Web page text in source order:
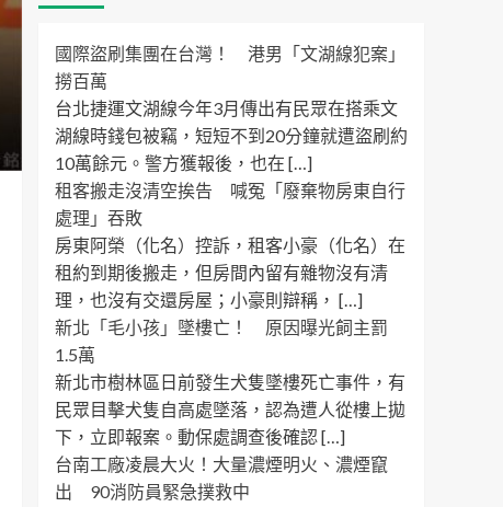
國際盜刷集團在台灣！ 港男「文湖線犯案」
撈百萬
台北捷運文湖線今年3月傳出有民眾在搭乘文
湖線時錢包被竊，短短不到20分鐘就遭盜刷約
10萬餘元。警方獲報後，也在 […]
租客搬走沒清空挨告 喊冤「廢棄物房東自行
處理」吞敗
房東阿榮（化名）控訴，租客小豪（化名）在
租約到期後搬走，但房間內留有雜物沒有清
理，也沒有交還房屋；小豪則辯稱， […]
新北「毛小孩」墜樓亡！ 原因曝光飼主罰
1.5萬
新北市樹林區日前發生犬隻墜樓死亡事件，有
民眾目擊犬隻自高處墜落，認為遭人從樓上拋
下，立即報案。動保處調查後確認 […]
台南工廠凌晨大火！大量濃煙明火、濃煙竄
出 90消防員緊急撲救中